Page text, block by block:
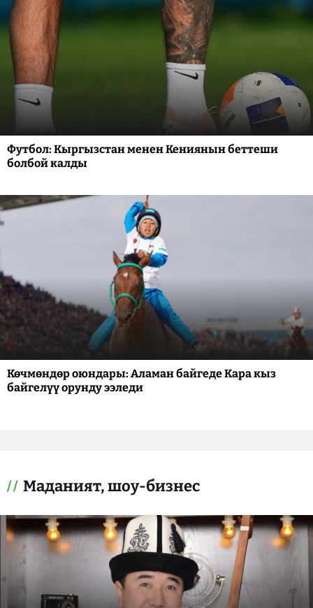
Футбол: Кыргызстан менен Кениянын беттеши
болбой калды
Көчмөндөр оюндары: Аламан байгеде Кара кыз
байгелүү орунду ээледи
Маданият, шоу-бизнес